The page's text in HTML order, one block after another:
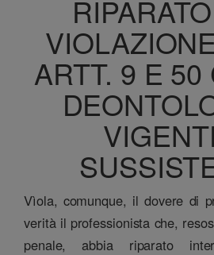
ARTT. 9 E 50
Vìola, comunque, il dovere di
verità il professionista che,
penale, abbia riparato